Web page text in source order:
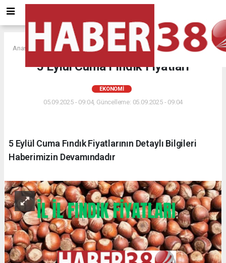
Anasayfa EKONOMİ
5 Eylül Cuma Fındık Fiyatları
EKONOMİ
05.09.2025 - 09:04, Güncelleme: 05.09.2025 - 09:04
5 Eylül Cuma Fındık Fiyatlarının Detaylı Bilgileri
Haberimizin Devamındadır